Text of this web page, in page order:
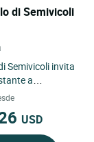
di Semivicoli
Semivicoli invita
a
de los
USD